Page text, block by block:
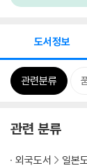
도서정보
관련분류
관련 분류
외국도서 일본